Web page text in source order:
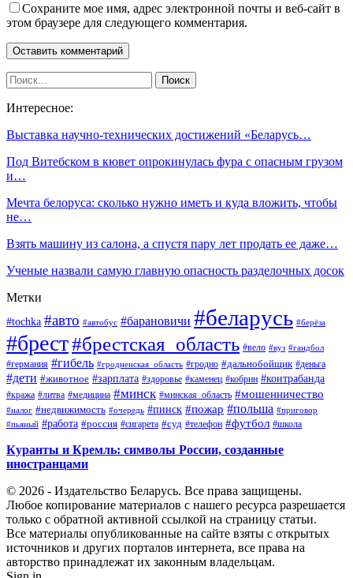
Сохраните мое имя, адрес электронной почты и веб-сайт в
этом браузере для следующего комментария.
Интересное:
Выставка научно-технических достижений «Беларусь…
Под Витебском в кювет опрокинулась фура с опасным грузом
и…
Мечта белоруса: сколько нужно иметь и куда вложить, чтобы
не…
Взять машину из салона, а спустя пару лет продать ее даже…
Ученые назвали самую главную опасность разделочных досок
Метки
#tochka #авто #автобус #барановичи #беларусь #берёза
#брест#брестская_область #вело #вуз #гандбол
#германия #гибель #гродненская_область #гродно #дальнобойщик #деньга
#дети #животное #зарплата #здоровье #каменец #кобрин #контрабанда
#кража #литва #медицина #минск #минская_область #мошенничество
#налог #недвижимость #очередь #пинск #пожар #польша #приговор
#пьяный #работа #россия #сигарета #суд #телефон #футбол #школа
Куранты и Кремль: символы России, созданные
иностранцами
© 2026 - Издательство Беларусь. Все права защищены.
Любое копирование материалов с нашего ресурса разрешается
только с обратной активной ссылкой на страницу статьи.
Все материалы опубликованные на сайте взяты с открытых
источников и других порталов интернета, все права на
авторство принадлежат их законным владельцам.